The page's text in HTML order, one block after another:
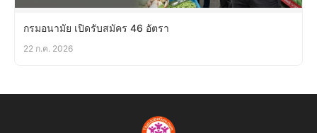
กรมอนามัย เปิดรับสมัคร 46 อัตรา
22 ก.ค. 2026